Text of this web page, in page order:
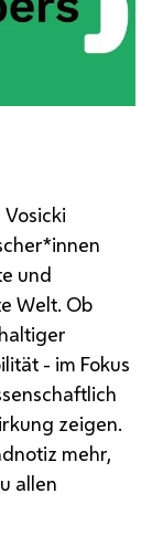
und
Welt. Ob
- im Fokus
zeigen.
mehr,
allen